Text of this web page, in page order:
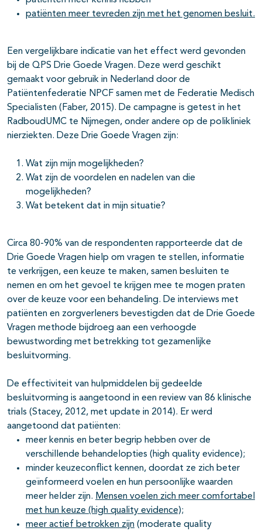
patiënten meer tevreden zijn met het genomen besluit.
Een vergelijkbare indicatie van het effect werd gevonden
bij de QPS Drie Goede Vragen. Deze werd geschikt
gemaakt voor gebruik in Nederland door de
Patiëntenfederatie NPCF samen met de Federatie Medisch
Specialisten (Faber, 2015). De campagne is getest in het
RadboudUMC te Nijmegen, onder andere op de polikliniek
nierziekten. Deze Drie Goede Vragen zijn:
Wat zijn mijn mogelijkheden?
Wat zijn de voordelen en nadelen van die
mogelijkheden?
Wat betekent dat in mijn situatie?
Circa 80-90% van de respondenten rapporteerde dat de
Drie Goede Vragen hielp om vragen te stellen, informatie
te verkrijgen, een keuze te maken, samen besluiten te
nemen en om het gevoel te krijgen mee te mogen praten
over de keuze voor een behandeling. De interviews met
patiënten en zorgverleners bevestigden dat de Drie Goede
Vragen methode bijdroeg aan een verhoogde
bewustwording met betrekking tot gezamenlijke
besluitvorming.
De effectiviteit van hulpmiddelen bij gedeelde
besluitvorming is aangetoond in een review van 86 klinische
trials (Stacey, 2012, met update in 2014). Er werd
aangetoond dat patiënten:
meer kennis en beter begrip hebben over de
verschillende behandelopties (high quality evidence);
minder keuzeconflict kennen, doordat ze zich beter
geïnformeerd voelen en hun persoonlijke waarden
meer helder zijn. Mensen voelen zich meer comfortabel
met hun keuze (high quality evidence);
meer actief betrokken zijn (moderate quality